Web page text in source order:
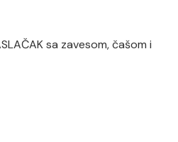
sa zavesom, čašom i